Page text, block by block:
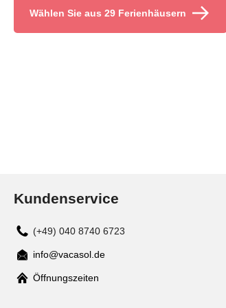
Wählen Sie aus 29 Ferienhäusern
Kundenservice
(+49) 040 8740 6723
Mail
info@vacasol.de
Öffnungszeiten